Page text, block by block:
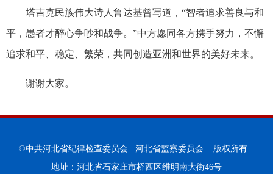
塔吉克民族伟大诗人鲁达基曾写道，“智者追求善良与和
平，愚者才醉心争吵和战争。”中方愿同各方携手努力，不懈
追求和平、稳定、繁荣，共同创造亚洲和世界的美好未来。
谢谢大家。
©中共河北省纪律检查委员会 河北省监察委员会 版权所有
地址：河北省石家庄市桥西区维明南大街46号